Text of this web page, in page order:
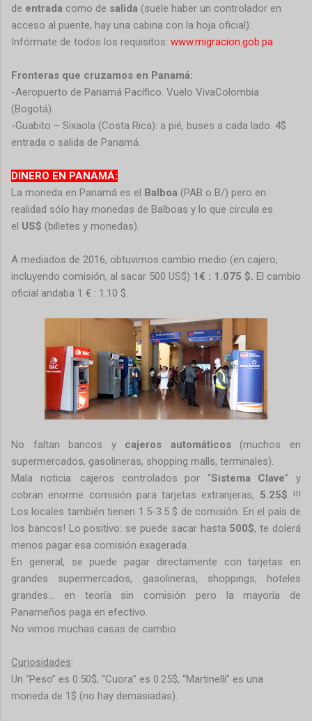
de entrada como de salida (suele haber un controlador en
acceso al puente, hay una cabina con la hoja oficial).
Infórmate de todos los requisitos: www.migracion.gob.pa
Fronteras que cruzamos en Panamá:
-Aeropuerto de Panamá Pacífico. Vuelo VivaColombia
(Bogotá).
-Guabito – Sixaola (Costa Rica): a pié, buses a cada lado. 4$
entrada o salida de Panamá.
DINERO EN PANAMÁ:
La moneda en Panamá es el Balboa (PAB o B/) pero en
realidad sólo hay monedas de Balboas y lo que circula es
el US$ (billetes y monedas).
A mediados de 2016, obtuvimos cambio medio (en cajero,
incluyendo comisión, al sacar 500 US$) 1€ : 1.075 $. El cambio
oficial andaba 1 € : 1.10 $.
No faltan bancos y cajeros automáticos (muchos en
supermercados, gasolineras, shopping malls, terminales).
Mala noticia: cajeros controlados por “Sistema Clave” y
cobran enorme comisión para tarjetas extranjeras, 5.25$ !!!
Los locales también tienen 1.5-3.5 $ de comisión. En el país de
los bancos! Lo positivo: se puede sacar hasta 500$, te dolerá
menos pagar esa comisión exagerada.
En general, se puede pagar directamente con tarjetas en
grandes supermercados, gasolineras, shoppings, hoteles
grandes… en teoría sin comisión pero la mayoría de
Panameños paga en efectivo.
No vimos muchas casas de cambio.
Curiosidades:
Un “Peso” es 0.50$, “Cuora” es 0.25$, “Martinelli” es una
moneda de 1$ (no hay demasiadas).